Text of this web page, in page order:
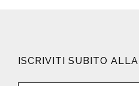
ISCRIVITI SUBITO